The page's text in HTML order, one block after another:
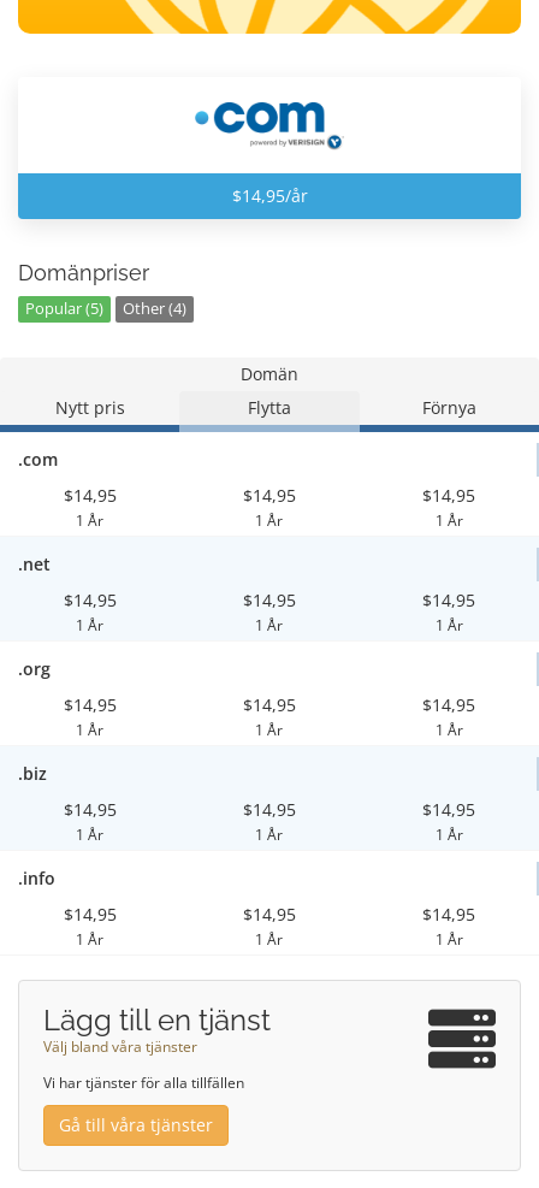
$14,95/år
Domänpriser
Popular (5) Other (4)
Domän
Nytt pris
Flytta Förnya
.com
$14,95
1 År
$14,95
1 År
$14,95
1 År
.net
$14,95
1 År
$14,95
1 År
$14,95
1 År
.org
$14,95
1 År
$14,95
1 År
$14,95
1 År
.biz
$14,95
1 År
$14,95
1 År
$14,95
1 År
.info
$14,95
1 År
$14,95
1 År
$14,95
1 År
Lägg till en tjänst
Välj bland våra tjänster
Vi har tjänster för alla tillfällen
Gå till våra tjänster